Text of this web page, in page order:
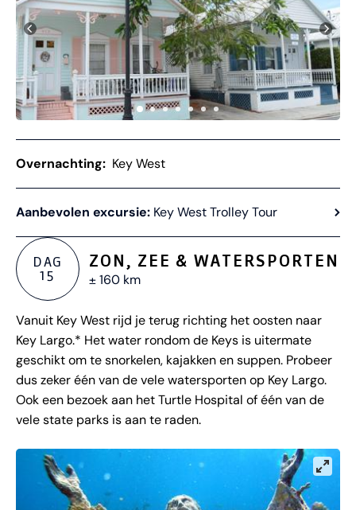
Overnachting: Key West
Aanbevolen excursie: Key West Trolley Tour
DAG
15
ZON, ZEE & WATERSPORTEN
± 160 km
Vanuit Key West rijd je terug richting het oosten naar
Key Largo.* Het water rondom de Keys is uitermate
geschikt om te snorkelen, kajakken en suppen. Probeer
dus zeker één van de vele watersporten op Key Largo.
Ook een bezoek aan het Turtle Hospital of één van de
vele state parks is aan te raden.